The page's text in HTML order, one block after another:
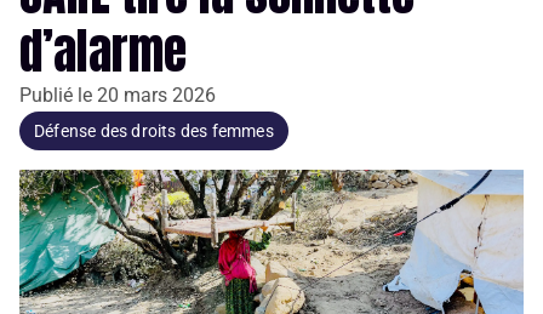
d’alarme
Publié le 20 mars 2026
Défense des droits des femmes